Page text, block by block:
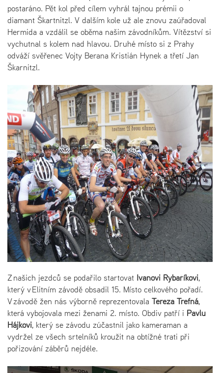
postaráno. Pět kol před cílem vyhrál tajnou prémii o
diamant Škartnitzl. V dalším kole už ale znovu zaúřadoval
Hermida a vzdálil se oběma našim závodníkům. Vítězství si
vychutnal s kolem nad hlavou. Druhé místo si z Prahy
odváží svěřenec Vojty Berana Kristián Hynek a třetí Jan
Škarnitzl.
Z našich jezdců se podařilo startovat Ivanovi Rybaříkovi,
který v Elitním závodě obsadil 15. Místo celkového pořadí.
V závodě žen nás výborně reprezentovala Tereza Trefná,
která vybojovala mezi ženami 2. místo. Obdiv patří i Pavlu
Hájkovi, který se závodu zúčastnil jako kameraman a
vydržel ze všech srtelníků kroužit na obtížné trati při
pořizování záběrů nejdéle.